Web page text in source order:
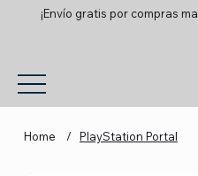
¡Envío gratis por compras
Home / PlayStation Portal